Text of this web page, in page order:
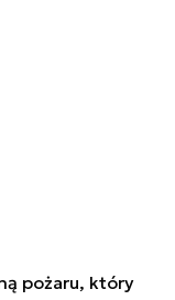
pożaru, który